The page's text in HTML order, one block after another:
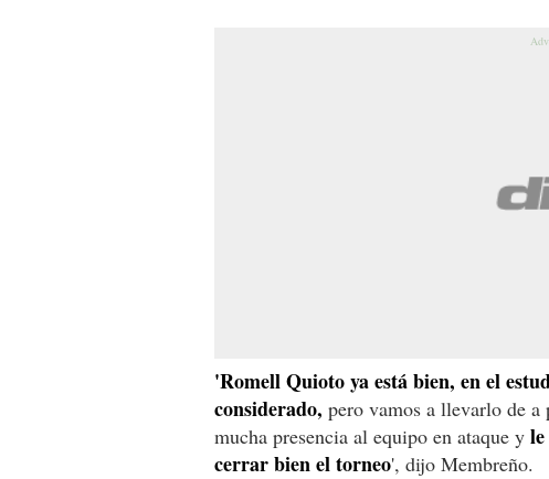
'Romell Quioto ya está bien, en el
considerado, pero vamos a llevarlo de
mucha presencia al equipo en ataque y
cerrar bien el torneo', dijo Membreño.